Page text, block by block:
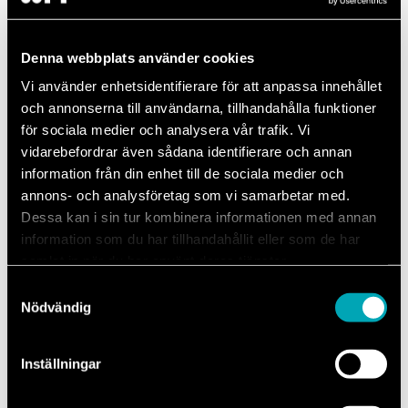
Denna webbplats använder cookies
Vi använder enhetsidentifierare för att anpassa innehållet
och annonserna till användarna, tillhandahålla funktioner
för sociala medier och analysera vår trafik. Vi
vidarebefordrar även sådana identifierare och annan
information från din enhet till de sociala medier och
annons- och analysföretag som vi samarbetar med.
Dessa kan i sin tur kombinera informationen med annan
information som du har tillhandahållit eller som de har
Nödvändig
Inställningar
599 kr
Montering & Balansering
Har du köpt nya däck? Planera in ditt däckbyte redan när du
har några millimeter kvar till lägsta tillåtna spårdjup. Passa
även på att balansera däcken för att undvika onödigt slitage
Läs mer– Montering & Balansering Från 399 kr
Batteritest (12V-system)